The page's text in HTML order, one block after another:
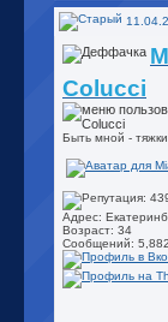
Colucci
Быть мной -
Адрес:
Возраст: 34
Сообщений: 5,882